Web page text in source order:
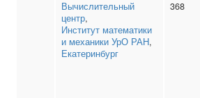
Вычислительный
центр,
Институт математики
и механики УрО РАН,
Екатеринбург
368